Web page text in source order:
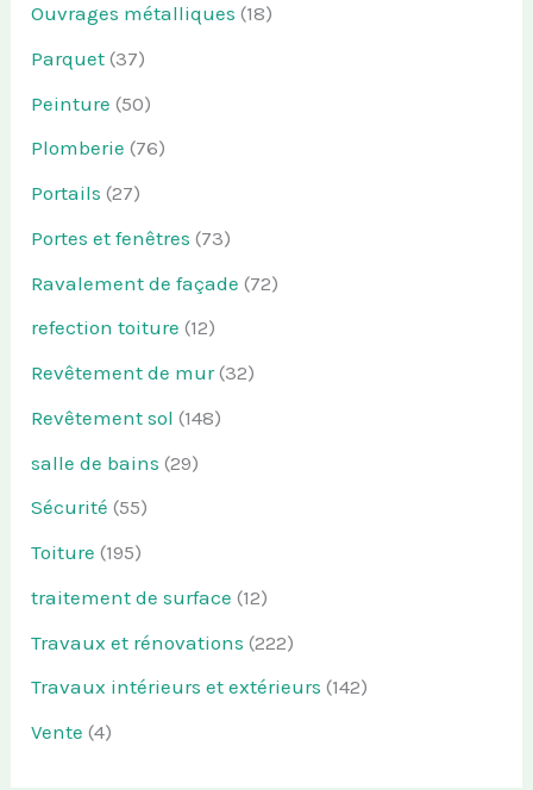
Ouvrages métalliques (18)
Parquet (37)
Peinture (50)
Plomberie (76)
Portails (27)
Portes et fenêtres (73)
Ravalement de façade (72)
refection toiture (12)
Revêtement de mur(32)
Revêtement sol (148)
salle de bains (29)
Sécurité (55)
Toiture (195)
traitement de surface (12)
Travaux et rénovations (222)
Travaux intérieurs et extérieurs (142)
Vente (4)